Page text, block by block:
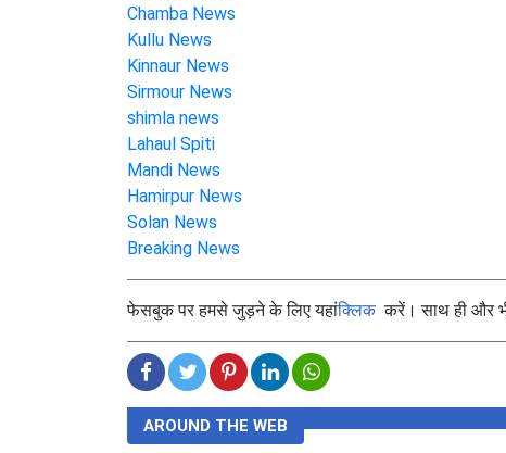
Chamba News
Kullu News
Kinnaur News
Sirmour News
shimla news
Lahaul Spiti
Mandi News
Hamirpur News
Solan News
Breaking News
फेसबुक पर हमसे जुड़ने के लिए यहांक्लिककरें। साथ ही और
AROUND THE WEB